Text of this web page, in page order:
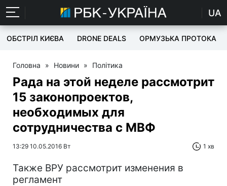
UA
ОБСТРІЛ КИЄВА DRONE DEALS ОРМУЗЬКА ПРОТОКА
Головна » Новини » Політика
Рада на этой неделе рассмотрит
15 законопроектов,
необходимых для
сотрудничества с МВФ
13:29 10.05.2016 Вт 1 хв
Также ВРУ рассмотрит изменения в
регламент